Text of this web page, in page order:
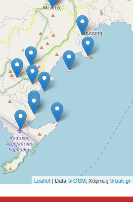
Leaflet | Data© OSM, Χάρτες © buk.gr